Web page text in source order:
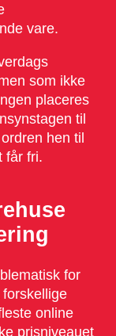
vare.
som ikke
placeres
til
hen til
får fri.
for
online
prisniveauet